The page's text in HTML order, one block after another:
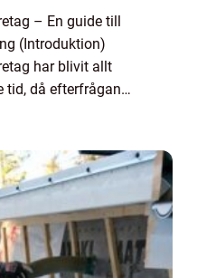
– En guide till
(Introduktion)
har blivit allt
tid, då efterfrågan